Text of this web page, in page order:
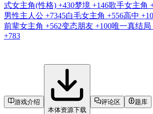
式女主角(性格) +430梦境 +146歌手女主角
男性主人公 +7345白毛女主角 +556高中
前辈女主角 +562变态朋友 +100唯一真结局
+783
游戏介绍
本体资源下载
评论区 题库